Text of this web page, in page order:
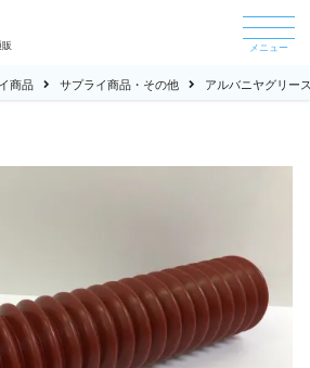
メニュー
商品 サプライ商品・その他 アルバニヤグリー